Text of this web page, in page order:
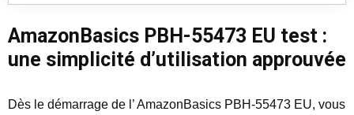
AmazonBasics PBH-55473 EU test :
une simplicité d’utilisation approuvée
Dès le démarrage de l’ AmazonBasics PBH-55473 EU, vous